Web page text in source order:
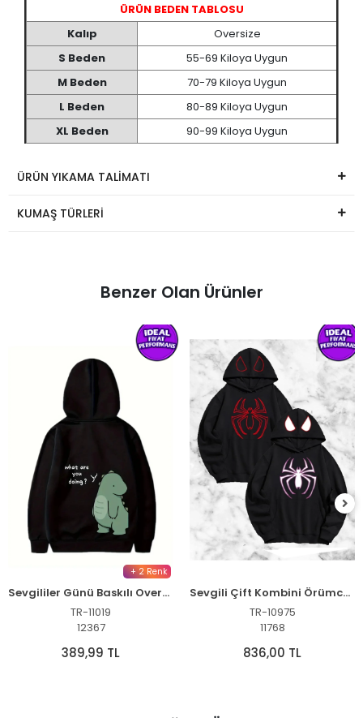
ÜRÜN BEDEN TABLOSU
Kalıp
Oversize
S Beden
55-69 Kiloya Uygun
M Beden
70-79 Kiloya Uygun
L Beden
80-89 Kiloya Uygun
XL Beden
90-99 Kiloya Uygun
ÜRÜN YIKAMA TALİMATI
KUMAŞ TÜRLERİ
Benzer Olan Ürünler
+ 2 Renk
Sevgililer Günü Baskılı Oversize Kapüşonlu Sweatshirt Hoodie - Siyah
TR-11019
12367
389,99 TL
Sevgili Çift Kombini Örümcek Baskılı Kapüşonlu Sweatshirt Hoodie - Siyah
TR-10975
11768
836,00 TL